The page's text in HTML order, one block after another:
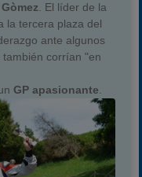
. El líder de la
la tercera plaza del
ante algunos
corrían "en
GP apasionante